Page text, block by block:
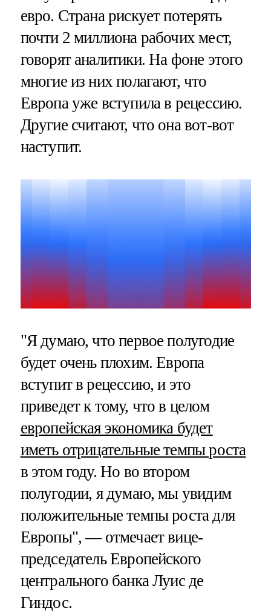
евро. Страна рискует потерять
почти 2 миллиона рабочих мест,
говорят аналитики. На фоне этого
многие из них полагают, что
Европа уже вступила в рецессию.
Другие считают, что она вот-вот
наступит.
"Я думаю, что первое полугодие
будет очень плохим. Европа
вступит в рецессию, и это
приведет к тому, что в целом
европейская экономика будет
иметь отрицательные темпы роста
в этом году. Но во втором
полугодии, я думаю, мы увидим
положительные темпы роста для
Европы", — отмечает вице-
председатель Европейского
центрального банка Луис де
Гиндос.